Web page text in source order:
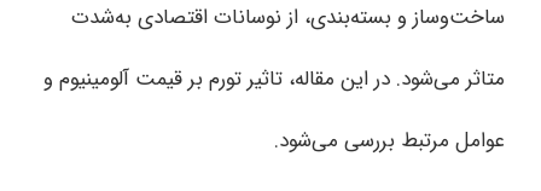
ساخت‌وساز و بسته‌بندی، از نوسانات اقتصادی به‌شدت
متاثر می‌شود. در این مقاله، تاثیر تورم بر قیمت آلومینیوم و
عوامل مرتبط بررسی می‌شود.